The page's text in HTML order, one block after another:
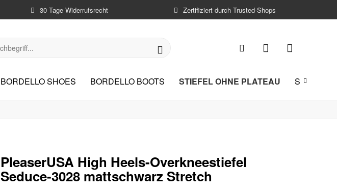
30 Tage Widerrufsrecht Zertifiziert durch Trusted-Shops
BORDELLO SHOES BORDELLO BOOTS STIEFEL OHNE PLATEAU STIEFEL

PleaserUSA High Heels-Overkneestiefel
Seduce-3028 mattschwarz Stretch